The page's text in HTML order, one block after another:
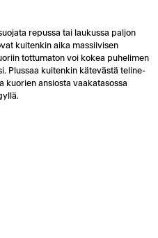
repussa tai laukussa paljon
kuitenkin aika massiivisen
tottumaton voi kokea puhelimen
Plussaa kuitenkin kätevästä teline-
kuorien ansiosta vaakatasossa